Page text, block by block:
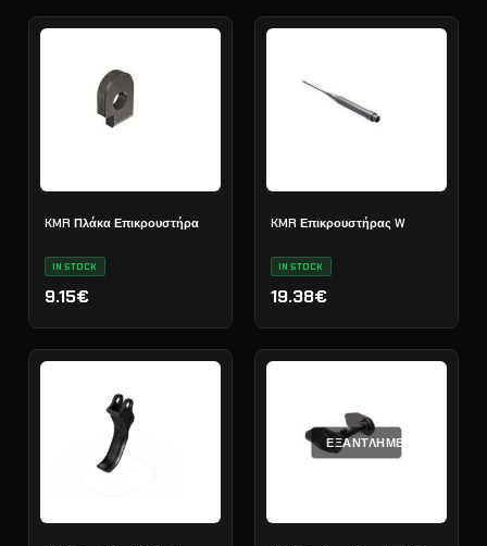
KMR Πλάκα Επικρουστήρα
IN STOCK
9.15€
KMR Επικρουστήρας W
IN STOCK
19.38€
ΕΞΑΝΤΛΗΜΈΝΟ